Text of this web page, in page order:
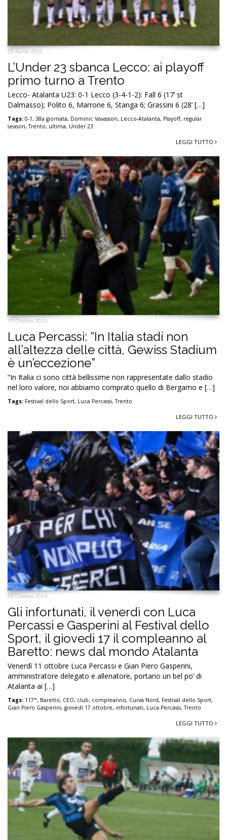
25 Aprile 2025
L’Under 23 sbanca Lecco: ai playoff
primo turno a Trento
Lecco- Atalanta U23: 0-1 Lecco (3-4-1-2): Fall 6 (17’ st
Dalmasso); Polito 6, Marrone 6, Stanga 6; Grassini 6 (28’ […]
Tags: 0-1,38a giornata Dominic Vavassori,Lecco-Atalanta,Playoff
regular
season
Trento,ultima
LEGGI TUTTO
11 Ottobre 2024
Luca Percassi: “In Italia stadi non
all’altezza delle città, Gewiss Stadium
è un’eccezione”
“In Italia ci sono città bellissime non rappresentate dallo stadio
nel loro valore, noi abbiamo comprato quello di Bergamo e […]
Tags: Festival dello Sport Luca Percassi,Trento
LEGGI TUTTO
Gli infortunati, il venerdì con Luca
Percassi e Gasperini al Festival dello
Sport, il giovedì 17 il compleanno al
Baretto: news dal mondo Atalanta
Venerdì 11 ottobre Luca Percassi e Gian Piero Gasperini,
amministratore delegato e allenatore, portano un bel po’ di
Atalanta ai […]
Baretto CEO compleanno
giovedì 17 ottobre,infortunati